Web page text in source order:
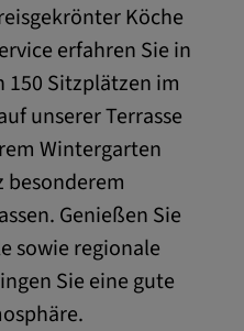
Köche
erfahren Sie in
150 Sitzplätzen im
unserer Terrasse
Wintergarten
besonderem
Genießen Sie
sowie regionale
Sie eine gute